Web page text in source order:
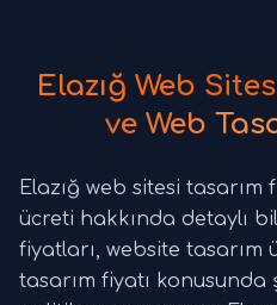
Elazığ Web
ve Web
Elazığ web sitesi tasarım
ücreti hakkında detaylı
fiyatları, website tasarım
tasarım fiyatı